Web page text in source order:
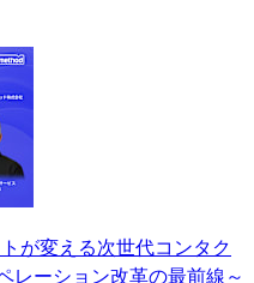
が変える次世代コンタク
レーション改革の最前線～